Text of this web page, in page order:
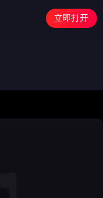
立即打开